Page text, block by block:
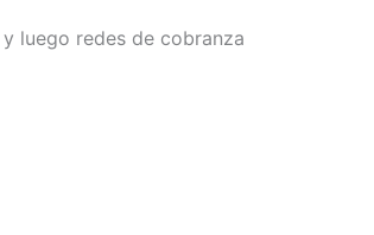
luego redes de cobranza